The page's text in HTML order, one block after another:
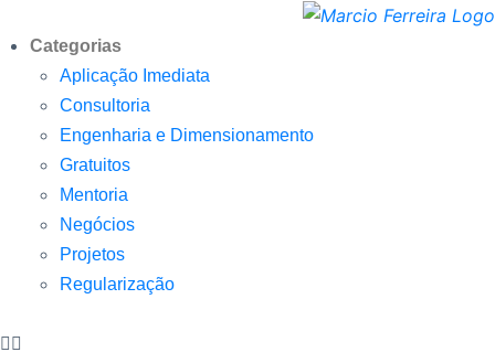
Categorias
Aplicação Imediata
Consultoria
Engenharia e Dimensionamento
Gratuitos
Mentoria
Negócios
Projetos
Regularização